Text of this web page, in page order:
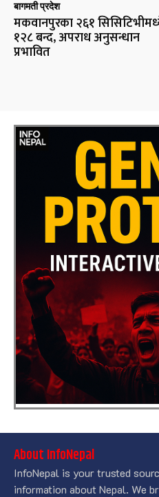
बागमती प्रदेश
मकवानपुरका २६१
१२८ बन्द, अपराध अनुसन्धान
प्रभावित
About InfoNepal
InfoNepal is your trusted
information about Nepal. We